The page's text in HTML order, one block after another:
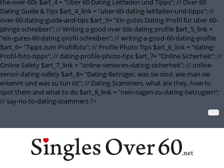
the-over-60s $art_4 = "Über 60 Dating Leitfaden und Tipps"; // Over 60
Dating Guide & Tips $art_4_link = "uber-60-dating-leitfaden-und-tipps"; //
over-60-dating-guide-and-tips $art_5= "Ein gutes Dating-Profil für über 60-
Jährige schreiben"; // Writing a good over 60s dating profile $art_5_link =
"ein-gutes-60-dating-profil-schreiben"; // writing-a-good-60-dating-profile
$art_6= "Tipps zum Profilfoto"; // Profile Photo Tips $art_6_link = "dating-
Profil-foto-tipps"; // dating-profile-photo-tips $art_7= "Online Sicherheit"; //
Online Safety $art_7_link = "online-senioren-dating-sicherheit"; // online-
senior-dating-safety $art_8= "Dating-Betrüger, was sie sind, wie man sie
erkennt und was zu tun ist"; // Dating Scammers, what are they, how to
spot them and what to do $art_8_link = "nein-sagen-zu-dating-betrugern";
// say-no-to-dating-scammers ?>